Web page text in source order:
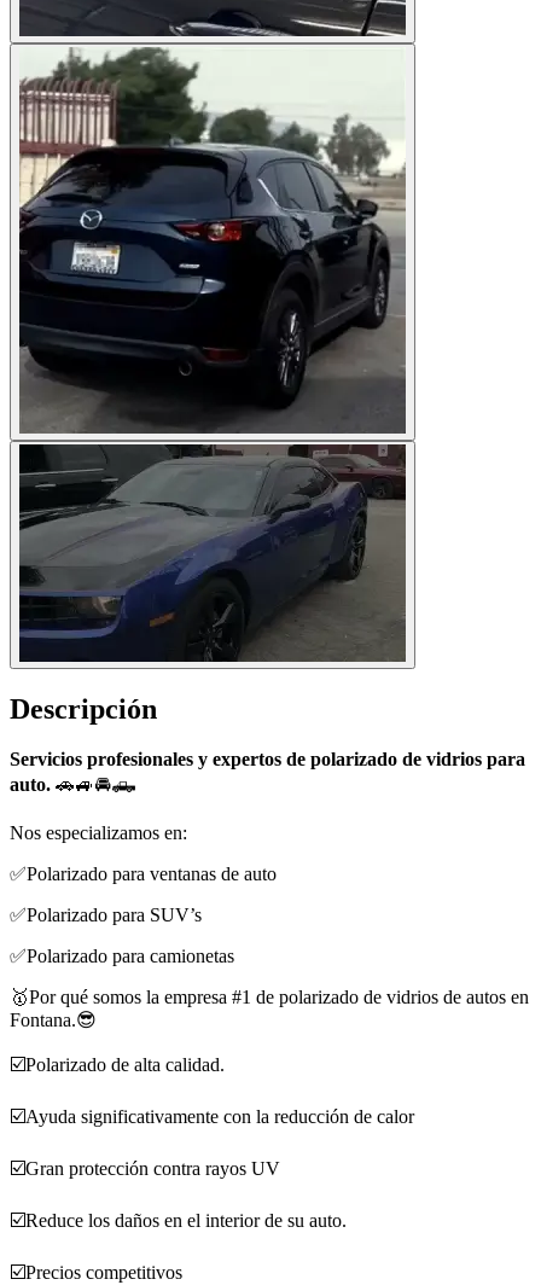
Descripción
Servicios profesionales y expertos de polarizado de vidrios para
auto. 🚗🚙🚘🛻
Nos especializamos en:
✅Polarizado para ventanas de auto
✅Polarizado para SUV’s
✅Polarizado para camionetas
🥇Por qué somos la empresa #1 de polarizado de vidrios de autos en
Fontana.😎
☑️Polarizado de alta calidad.
☑️Ayuda significativamente con la reducción de calor
☑️Gran protección contra rayos UV
☑️Reduce los daños en el interior de su auto.
☑️Precios competitivos